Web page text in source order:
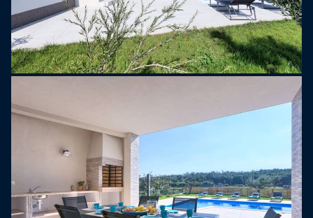
Ta luksusowa willa łączy w sobie nowoczesne
udogodnienia i spektakularne możliwości
wypoczynku na świeżym powietrzu, zapewniając
doskonałe miejsce do relaksu i przyjemności w
UWAGA: Z basenu można korzystać w okresie od
1 maja do 1 października.
UWAGA: Grupy młodzieżowe nie są dozwolone